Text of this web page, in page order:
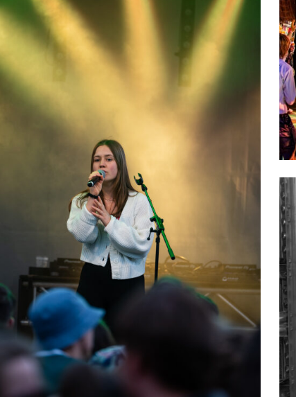
BEKIJK PORTFOLIO